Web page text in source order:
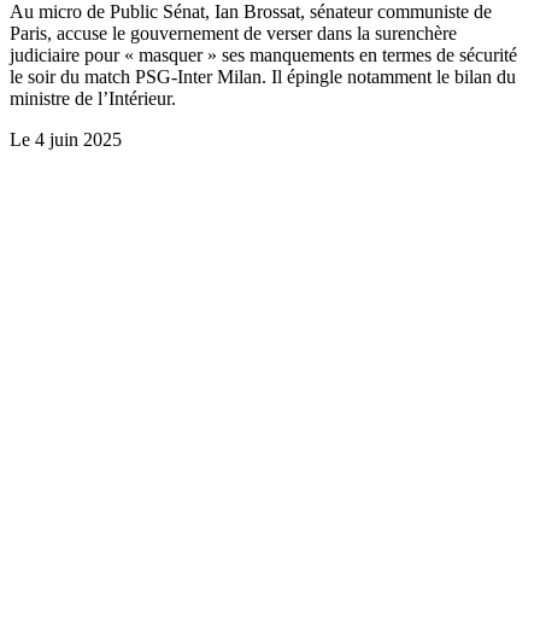
Au micro de Public Sénat, Ian Brossat, sénateur communiste de
Paris, accuse le gouvernement de verser dans la surenchère
judiciaire pour « masquer » ses manquements en termes de sécurité
le soir du match PSG-Inter Milan. Il épingle notamment le bilan du
ministre de l’Intérieur.
Le 4 juin 2025